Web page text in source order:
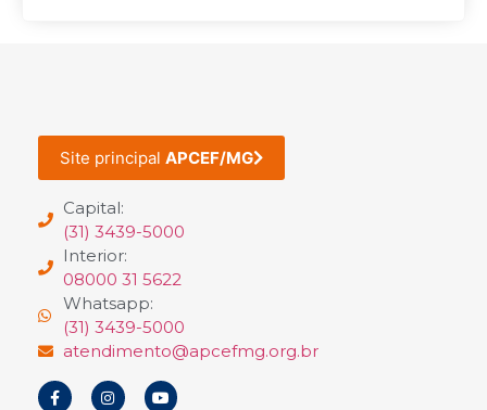
Site principal APCEF/MG
Capital:
(31) 3439-5000
Interior:
08000 31 5622
Whatsapp:
(31) 3439-5000
atendimento@apcefmg.org.br